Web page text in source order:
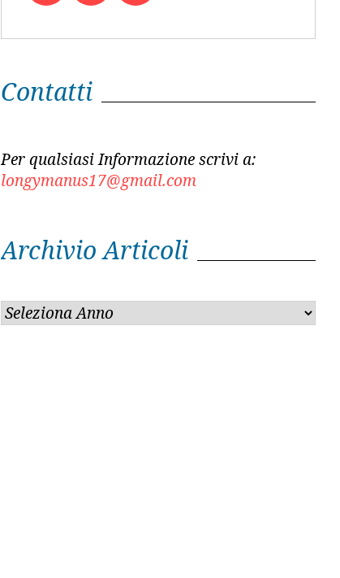
Contatti
Per qualsiasi Informazione scrivi a:
longymanus17@gmail.com
Archivio Articoli